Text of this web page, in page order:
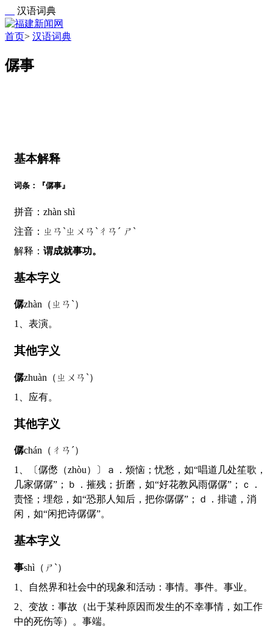
汉语词典
首页> 汉语词典
僝事
基本解释
词条：『僝事』
拼音：zhàn shì
注音：ㄓㄢˋㄓㄨㄢˋㄔㄢˊ ㄕˋ
解释： 谓成就事功。
基本字义
僝zhàn（ㄓㄢˋ）
1、表演。
其他字义
僝zhuàn（ㄓㄨㄢˋ）
1、应有。
其他字义
僝chán（ㄔㄢˊ）
1、〔僝僽（zhòu）〕ａ．烦恼；忧愁，如“唱道几处笙歌，
几家僝僝”；ｂ．摧残；折磨，如“好花教风雨僝僝”；ｃ．
责怪；埋怨，如“恐那人知后，把你僝僝”；ｄ．排谴，消
闲，如“闲把诗僝僝”。
基本字义
事shì（ㄕˋ）
1、自然界和社会中的现象和活动：事情。事件。事业。
2、变故：事故（出于某种原因而发生的不幸事情，如工作
中的死伤等）。事端。